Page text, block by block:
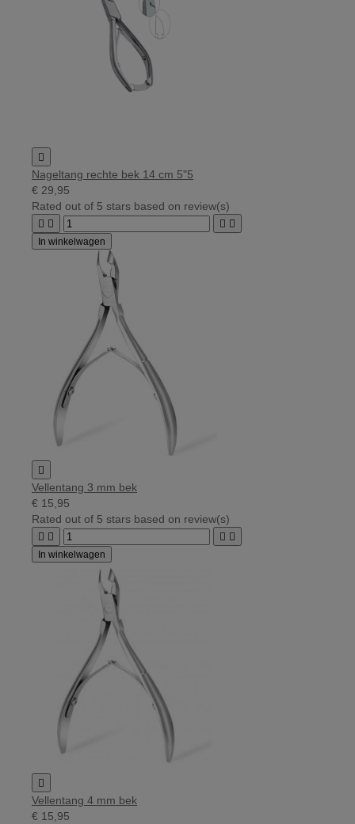

Nageltang rechte bek 14 cm 5"5
€ 29,95
Rated out of 5 stars based on review(s)
   
In winkelwagen

Vellentang 3 mm bek
€ 15,95
Rated out of 5 stars based on review(s)
   
In winkelwagen

Vellentang 4 mm bek
€ 15,95